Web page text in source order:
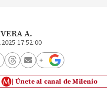
A.
17:52:00
Únete al canal de Milenio